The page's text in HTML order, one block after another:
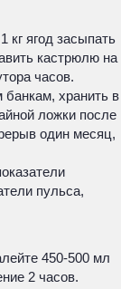
ягод засыпать
кастрюлю на
часов.
хранить в
ложки после
один месяц,
пульса,
450-500 мл
2 часов.